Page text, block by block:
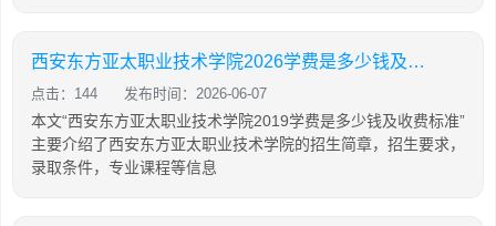
西安东方亚太职业技术学院2026学费是多少钱及收费标准
点击：144 发布时间：2026-06-07
本文“西安东方亚太职业技术学院2019学费是多少钱及收费标准”
主要介绍了西安东方亚太职业技术学院的招生简章，招生要求，
录取条件，专业课程等信息